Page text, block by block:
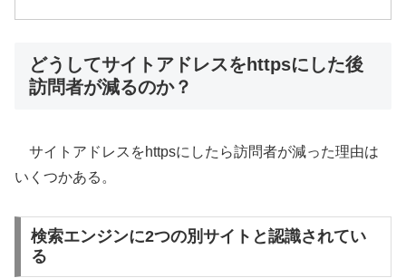
どうしてサイトアドレスをhttpsにした後
訪問者が減るのか？
サイトアドレスをhttpsにしたら訪問者が減った理由は
いくつかある。
検索エンジンに2つの別サイトと認識されてい
る